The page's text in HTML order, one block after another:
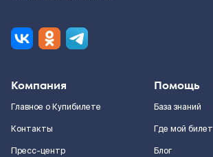
Компания
Главное о Купибилете
Контакты
Пресс-центр
Помощь
База знаний
Где мой билет
Блог